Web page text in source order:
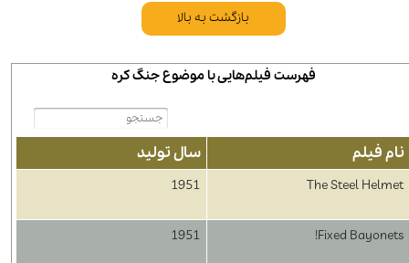
بازگشت به بالا
نام فیلم سال تولید
The Steel Helmet
1951
Fixed Bayonets!
1951
فهرست فیلم‌هایی با موضوع جنگ کره​​​​​​​